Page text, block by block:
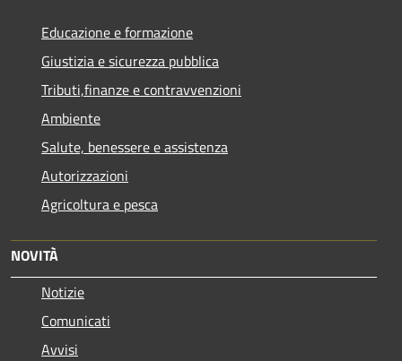
Educazione e formazione
Giustizia e sicurezza pubblica
Tributi,finanze e contravvenzioni
Ambiente
Salute, benessere e assistenza
Autorizzazioni
Agricoltura e pesca
NOVITÀ
Notizie
Comunicati
Avvisi